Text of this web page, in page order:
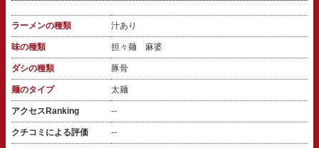
ラーメンの種類 汁あり
味の種類 担々麺 麻婆
ダシの種類 豚骨
麺のタイプ 太麺
アクセスRanking --
クチコミによる評価 --